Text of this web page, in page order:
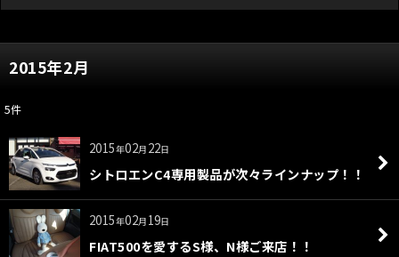
2015年2月
5件
2015年02月 22日
シトロエンC4専用製品が次々ラインナップ！！
2015年02月 19日
FIAT500を愛するS様、N様ご来店！！